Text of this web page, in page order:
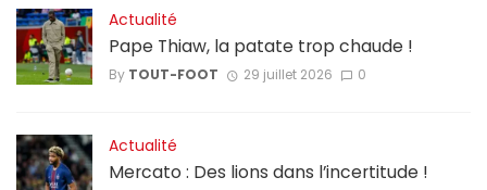
Actualité
Pape Thiaw, la patate trop chaude !
By TOUT-FOOT 29 juillet 2026 0
Actualité
Mercato : Des lions dans l’incertitude !